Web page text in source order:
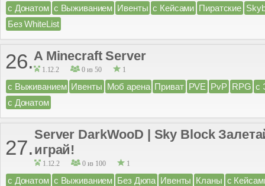
с Донатом с Выживанием Ивенты с Кейсами Пиратские
Без WhiteList
26.A Minecraft Server
1.12.2 0 из 50 1
с Выживанием Ивенты Моб арена Приват PVE PvP RPG с
с Донатом
27.
Server DarkWooD | Sky Block
играй!
1.12.2 0 из 100 1
с Донатом с Выживанием Без Дюпа Ивенты Кланы с